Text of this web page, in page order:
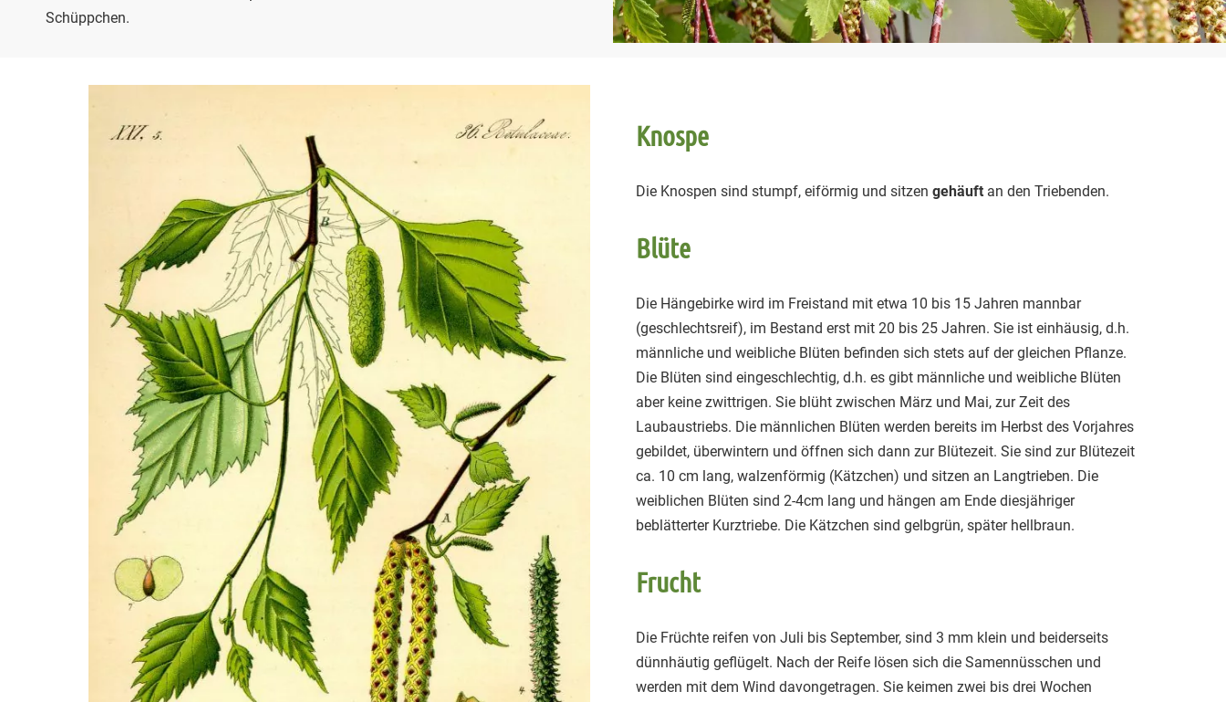
Schüppchen.
Knospe
Die Knospen sind stumpf, eiförmig und sitzen gehäuft an den Triebenden.
Blüte
Die Hängebirke wird im Freistand mit etwa 10 bis 15 Jahren mannbar
(geschlechtsreif), im Bestand erst mit 20 bis 25 Jahren. Sie ist einhäusig, d.h.
männliche und weibliche Blüten befinden sich stets auf der gleichen Pflanze.
Die Blüten sind eingeschlechtig, d.h. es gibt männliche und weibliche Blüten
aber keine zwittrigen. Sie blüht zwischen März und Mai, zur Zeit des
Laubaustriebs. Die männlichen Blüten werden bereits im Herbst des Vorjahres
gebildet, überwintern und öffnen sich dann zur Blütezeit. Sie sind zur Blütezeit
ca. 10 cm lang, walzenförmig (Kätzchen) und sitzen an Langtrieben. Die
weiblichen Blüten sind 2-4cm lang und hängen am Ende diesjähriger
beblätterter Kurztriebe. Die Kätzchen sind gelbgrün, später hellbraun.
Frucht
Die Früchte reifen von Juli bis September, sind 3 mm klein und beiderseits
dünnhäutig geflügelt. Nach der Reife lösen sich die Samennüsschen und
werden mit dem Wind davongetragen. Sie keimen zwei bis drei Wochen